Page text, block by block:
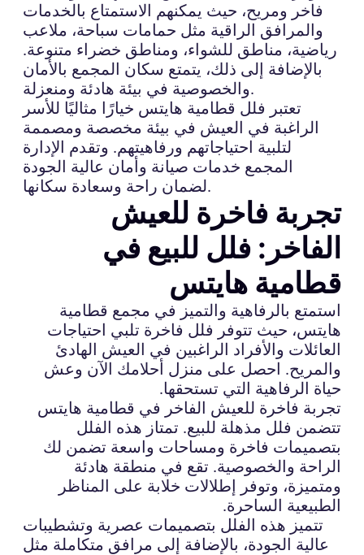
فاخر ومريح، حيث يمكنهم الاستمتاع بالخدمات
والمرافق الراقية مثل حمامات سباحة، ملاعب
رياضية، مناطق للشواء، ومناطق خضراء متنوعة.
بالإضافة إلى ذلك، يتمتع سكان المجمع بالأمان
والخصوصية في بيئة هادئة ومنعزلة.
تعتبر فلل قطامية هايتس خيارًا مثاليًا للأسر
الراغبة في العيش في بيئة مخصصة ومصممة
لتلبية احتياجاتهم ورفاهيتهم. وتقدم الإدارة
المجمع خدمات صيانة وأمان عالية الجودة
لضمان راحة وسعادة سكانها.
تجربة فاخرة للعيش
الفاخر: فلل للبيع في
قطامية هايتس
استمتع بالرفاهية والتميز في مجمع قطامية
هايتس، حيث تتوفر فلل فاخرة تلبي احتياجات
العائلات والأفراد الراغبين في العيش الهادئ
والمريح. احصل على منزل أحلامك الآن وعش
حياة الرفاهية التي تستحقها.
تجربة فاخرة للعيش الفاخر في قطامية هايتس
تتضمن فلل مذهلة للبيع. تمتاز هذه الفلل
بتصميمات فاخرة ومساحات واسعة تضمن لك
الراحة والخصوصية. تقع في منطقة هادئة
ومتميزة، وتوفر إطلالات خلابة على المناظر
الطبيعية الساحرة.
تتميز هذه الفلل بتصميمات عصرية وتشطيبات
عالية الجودة، بالإضافة إلى مرافق متكاملة مثل